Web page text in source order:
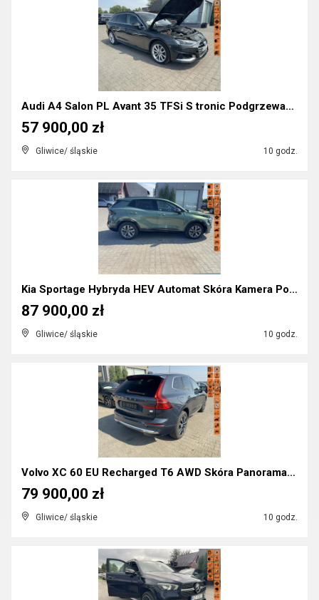
Audi A4 Salon PL Avant 35 TFSi S tronic Podgrzewan...
Gliwice/ śląskie 10 godz.
57 900,00 zł
Kia Sportage Hybryda HEV Automat Skóra Kamera Podg...
Gliwice/ śląskie 10 godz.
87 900,00 zł
Volvo XC 60 EU Recharged T6 AWD Skóra Panorama Pam...
Gliwice/ śląskie 10 godz.
79 900,00 zł